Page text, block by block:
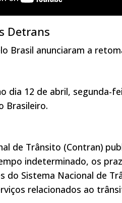
Detrans
Brasil anunciaram a
dia 12 de abril, segunda-
Brasileiro.
de Trânsito (Contran)
indeterminado, os
do Sistema Nacional de
relacionados ao